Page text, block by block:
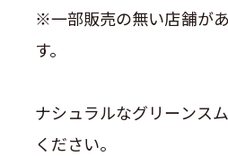
※一部販売の無い店舗が
す。
ナシュラルなグリーンス
ください。